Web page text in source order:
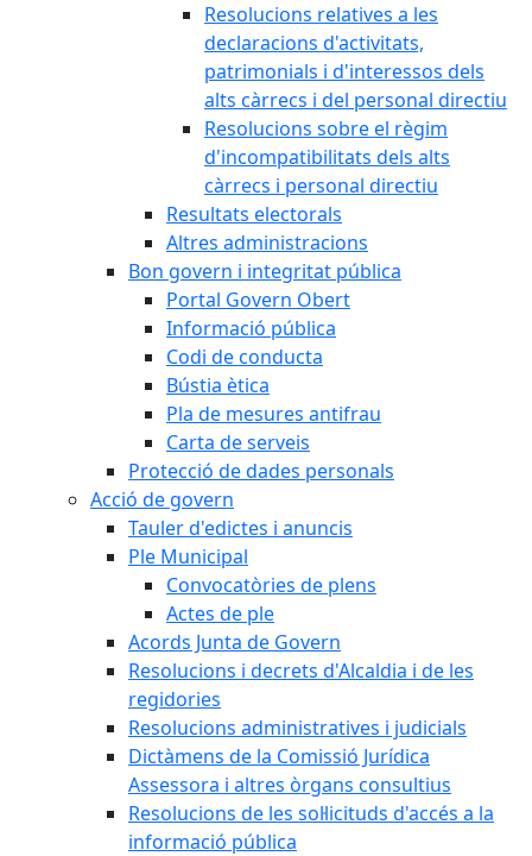
Resolucions relatives a les
declaracions d'activitats,
patrimonials i d'interessos dels
alts càrrecs i del personal directiu
Resolucions sobre el règim
d'incompatibilitats dels alts
càrrecs i personal directiu
Resultats electorals
Altres administracions
Bon govern i integritat pública
Portal Govern Obert
Informació pública
Codi de conducta
Bústia ètica
Pla de mesures antifrau
Carta de serveis
Protecció de dades personals
Acció de govern
Tauler d'edictes i anuncis
Ple Municipal
Convocatòries de plens
Actes de ple
Acords Junta de Govern
Resolucions i decrets d'Alcaldia i de les
regidories
Resolucions administratives i judicials
Dictàmens de la Comissió Jurídica
Assessora i altres òrgans consultius
Resolucions de les sol·licituds d'accés a la
informació pública